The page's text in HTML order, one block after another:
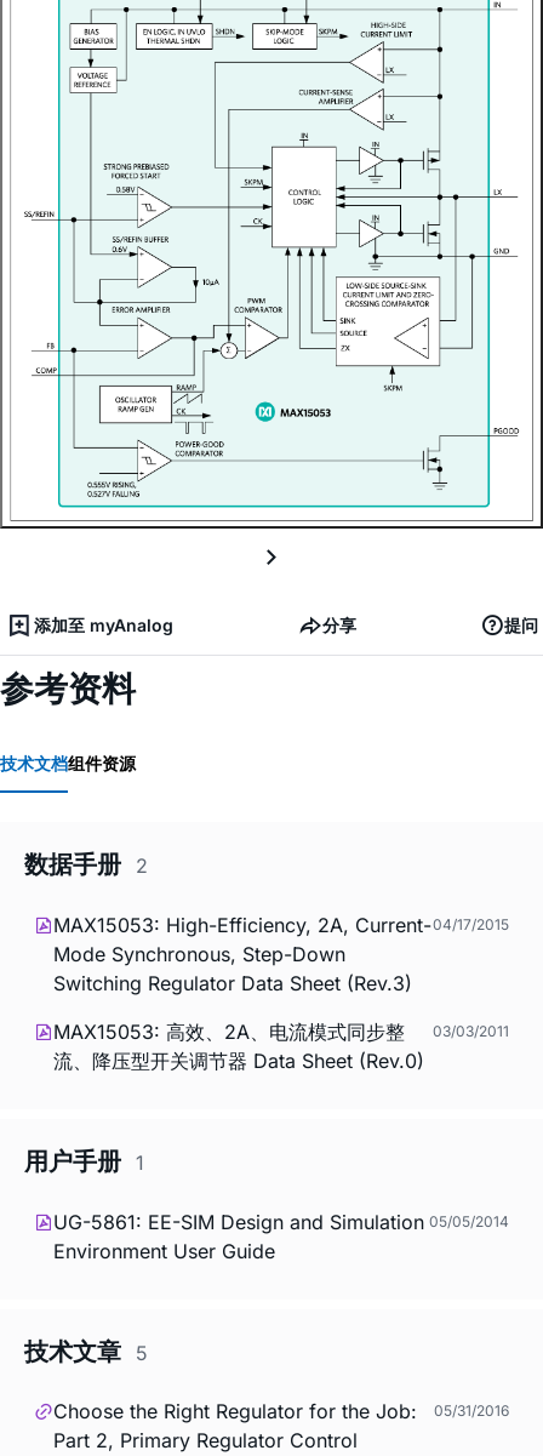
添加至 myAnalog 分享 提问
参考资料
技术文档组件资源
数据手册 2
MAX15053: High-Efficiency, 2A, Current-
Mode Synchronous, Step-Down
Switching Regulator Data Sheet (Rev.3)
04/17/2015
MAX15053: 高效、2A、电流模式同步整
流、降压型开关调节器 Data Sheet (Rev.0)
03/03/2011
用户手册 1
UG-5861: EE-SIM Design and Simulation
Environment User Guide
05/05/2014
技术文章 5
Choose the Right Regulator for the Job:
Part 2, Primary Regulator Control
05/31/2016